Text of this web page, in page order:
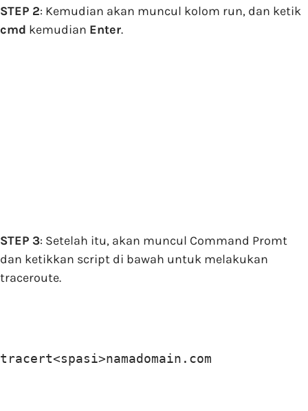
STEP 2: Kemudian akan muncul kolom run, dan ketik
cmd kemudian Enter.
STEP 3: Setelah itu, akan muncul Command Promt
dan ketikkan script di bawah untuk melakukan
traceroute.
tracert<spasi>namadomain.com